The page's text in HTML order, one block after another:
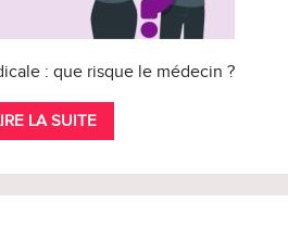
: que risque le médecin ?
LA SUITE